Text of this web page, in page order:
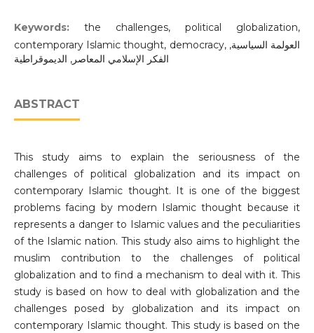
Keywords: the challenges, political globalization,
contemporary Islamic thought, democracy, العولمة السياسية,
الفكر الإسلامي المعاصر, الديموقراطية
ABSTRACT
This study aims to explain the seriousness of the
challenges of political globalization and its impact on
contemporary Islamic thought. It is one of the biggest
problems facing by modern Islamic thought because it
represents a danger to Islamic values and the peculiarities
of the Islamic nation. This study also aims to highlight the
muslim contribution to the challenges of political
globalization and to find a mechanism to deal with it. This
study is based on how to deal with globalization and the
challenges posed by globalization and its impact on
contemporary Islamic thought. This study is based on the